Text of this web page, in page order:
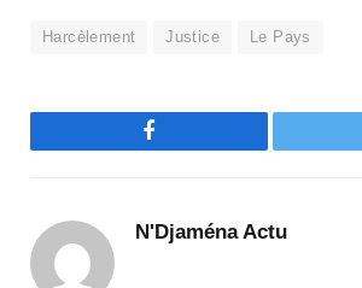
Harcèlement Justice Le Pays
Facebook
N'Djaména Actu